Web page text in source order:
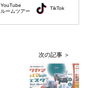
YouTube
ルームツアー
TikTok